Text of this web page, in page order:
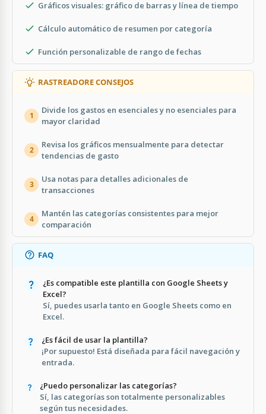
Gráficos visuales: gráfico de barras y línea de tiempo
Cálculo automático de resumen por categoría
Función personalizable de rango de fechas
RASTREADORE CONSEJOS
1
Divide los gastos en esenciales y no esenciales para
mayor claridad
2
Revisa los gráficos mensualmente para detectar
tendencias de gasto
3
Usa notas para detalles adicionales de
transacciones
4
Mantén las categorías consistentes para mejor
comparación
FAQ
¿Es compatible este plantilla con Google Sheets y
Excel?
Sí, puedes usarla tanto en Google Sheets como en
Excel.
¿Es fácil de usar la plantilla?
¡Por supuesto! Está diseñada para fácil navegación y
entrada.
¿Puedo personalizar las categorías?
Sí, las categorías son totalmente personalizables
según tus necesidades.